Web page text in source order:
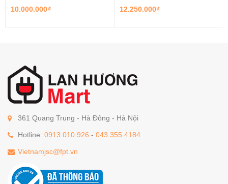
Kg
10.000.000₫
12.250.000₫
361 Quang Trung - Hà Đông - Hà Nội
Hotline: 0913.010.926 - 043.355.4184
Vietnamjsc@fpt.vn